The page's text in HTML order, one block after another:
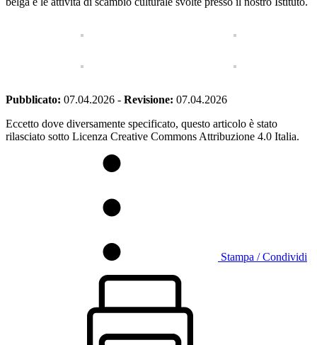
Pubblicato: 07.04.2026 - Revisione: 07.04.2026
Eccetto dove diversamente specificato, questo articolo è stato
rilasciato sotto Licenza Creative Commons Attribuzione 4.0 Italia.
Stampa / Condividi